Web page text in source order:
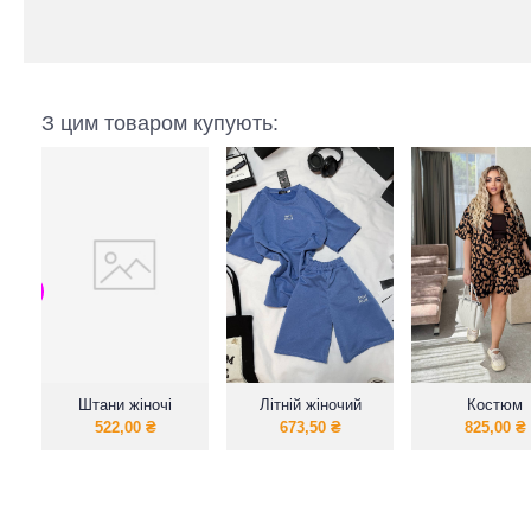
З цим товаром купують:
Штани жіночі
палаццо на кожен
522,00 ₴
Літній жіночий
костюм шорти з
673,50 ₴
Костюм
825,00 ₴